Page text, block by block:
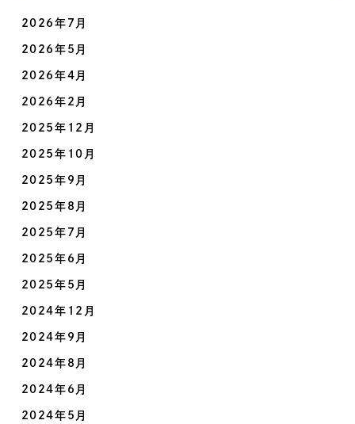
2026年7月
2026年5月
2026年4月
2026年2月
2025年12月
2025年10月
2025年9月
2025年8月
2025年7月
2025年6月
2025年5月
2024年12月
2024年9月
2024年8月
2024年6月
2024年5月